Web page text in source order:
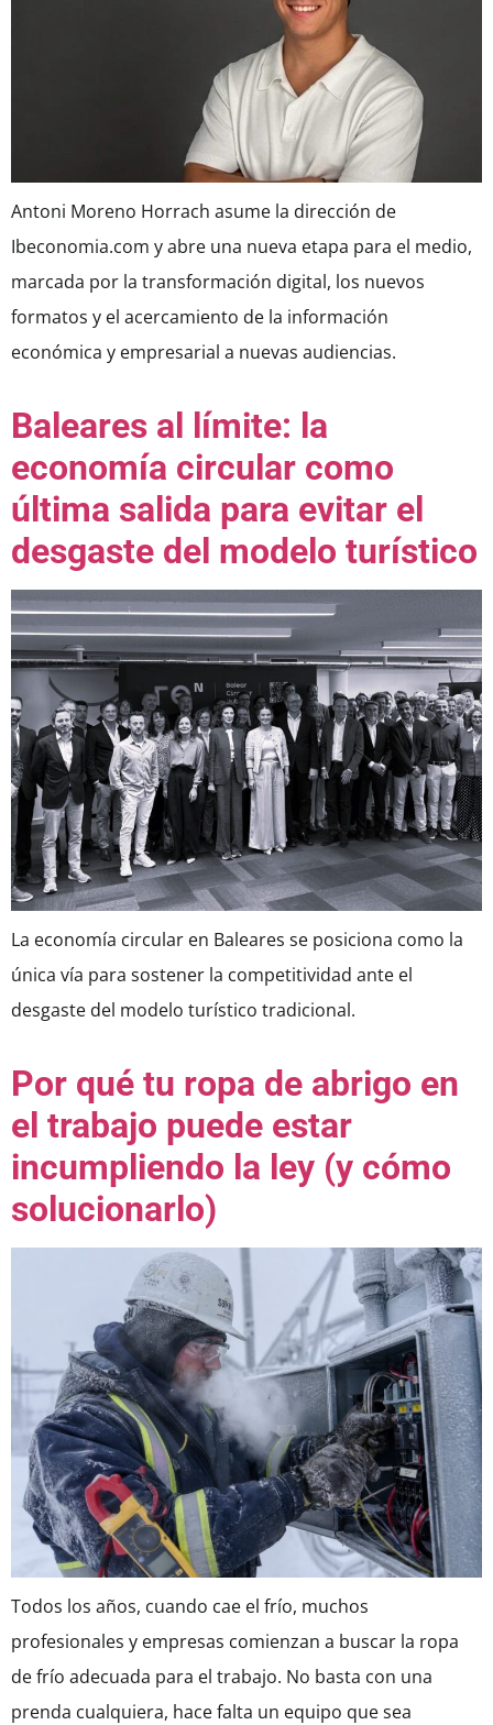
Antoni Moreno Horrach asume la dirección de
Ibeconomia.com y abre una nueva etapa para el medio,
marcada por la transformación digital, los nuevos
formatos y el acercamiento de la información
económica y empresarial a nuevas audiencias.
Baleares al límite: la
economía circular como
última salida para evitar el
desgaste del modelo turístico
La economía circular en Baleares se posiciona como la
única vía para sostener la competitividad ante el
desgaste del modelo turístico tradicional.
Por qué tu ropa de abrigo en
el trabajo puede estar
incumpliendo la ley (y cómo
solucionarlo)
Todos los años, cuando cae el frío, muchos
profesionales y empresas comienzan a buscar la ropa
de frío adecuada para el trabajo. No basta con una
prenda cualquiera, hace falta un equipo que sea